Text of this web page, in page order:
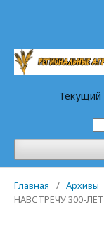
Текущий
Главная / Архивы
НАВСТРЕЧУ 300-